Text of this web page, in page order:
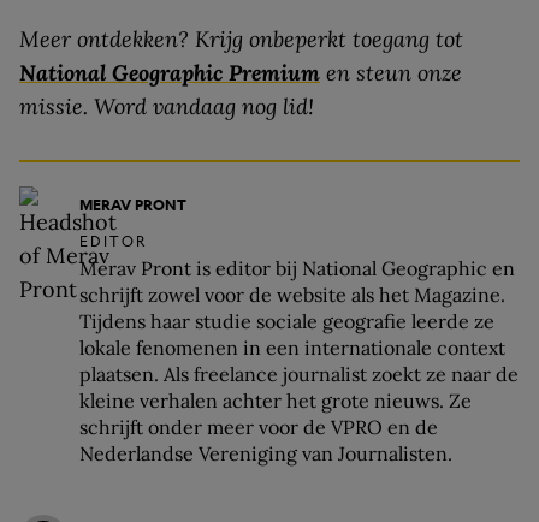
Meer ontdekken? Krijg onbeperkt toegang tot
National Geographic Premium en steun onze
missie. Word vandaag nog lid!
MERAV PRONT
EDITOR
Merav Pront is editor bij National Geographic en
schrijft zowel voor de website als het Magazine.
Tijdens haar studie sociale geografie leerde ze
lokale fenomenen in een internationale context
plaatsen. Als freelance journalist zoekt ze naar de
kleine verhalen achter het grote nieuws. Ze
schrijft onder meer voor de VPRO en de
Nederlandse Vereniging van Journalisten.